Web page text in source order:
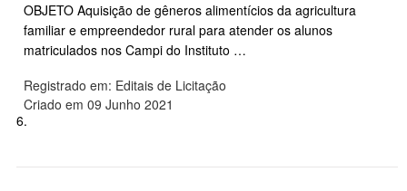
OBJETO Aquisição de gêneros alimentícios da agricultura
familiar e empreendedor rural para atender os alunos
matriculados nos Campi do Instituto …
Registrado em: Editais de Licitação
Criado em 09 Junho 2021
6.